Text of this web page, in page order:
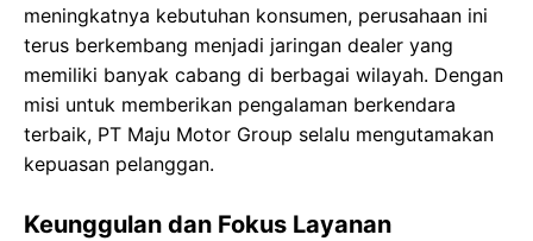
meningkatnya kebutuhan konsumen, perusahaan ini
terus berkembang menjadi jaringan dealer yang
memiliki banyak cabang di berbagai wilayah. Dengan
misi untuk memberikan pengalaman berkendara
terbaik, PT Maju Motor Group selalu mengutamakan
kepuasan pelanggan.
Keunggulan dan Fokus Layanan